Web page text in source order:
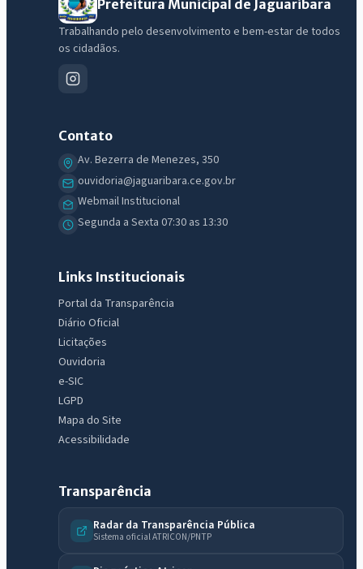
Prefeitura Municipal de Jaguaribara
Trabalhando pelo desenvolvimento e bem-estar de todos
os cidadãos.
Contato
Av. Bezerra de Menezes, 350
ouvidoria@jaguaribara.ce.gov.br
Webmail Institucional
Segunda a Sexta 07:30 as 13:30
Links Institucionais
Portal da Transparência
Diário Oficial
Licitações
Ouvidoria
e-SIC
LGPD
Mapa do Site
Acessibilidade
Transparência
Radar da Transparência Pública
Sistema oficial ATRICON/PNTP